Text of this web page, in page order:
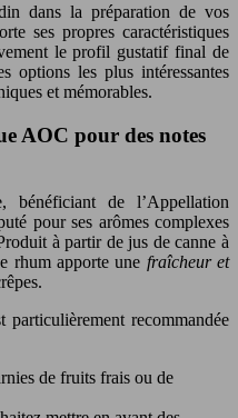
dans la préparation de vos
ses propres caractéristiques
le profil gustatif final de
options les plus intéressantes
et mémorables.
AOC pour des notes
de l’Appellation
pour ses arômes complexes
à partir de jus de canne à
rhum apporte une fraîcheur et
recommandée
de fruits frais ou de